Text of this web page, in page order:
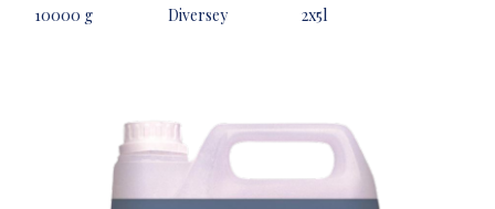
10000 g Diversey 2x5l